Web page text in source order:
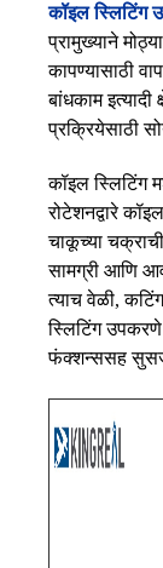
कॉइल स्लिटिंग
प्रामुख्याने
कापण्यासाठी
बांधकाम
प्रक्रियेसाठी
कॉइल स्लिटिंग
रोटेशनद्वारे
चाकूच्या
सामग्री आणि
त्याच वेळी,
स्लिटिंग
फंक्शन्ससह